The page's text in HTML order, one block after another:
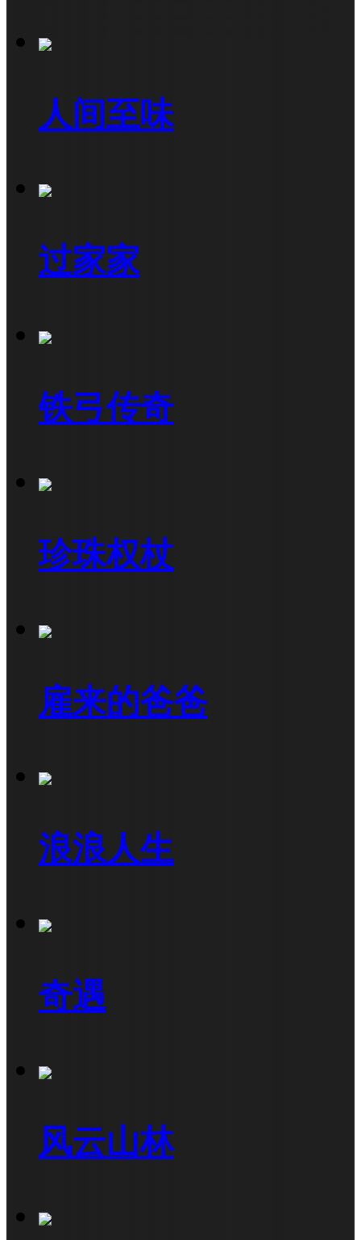
人间至味
过家家
铁弓传奇
珍珠权杖
雇来的爸爸
浪浪人生
奇遇
风云山林